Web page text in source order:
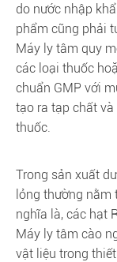
do nước nhập
phẩm cũng phải
Máy ly tâm quy
các loại thuốc
chuẩn GMP với
tạo ra tạp chất
thuốc.
Trong sản xuất
lỏng thường
nghĩa là, các hạt
Máy ly tâm cào
vật liệu trong